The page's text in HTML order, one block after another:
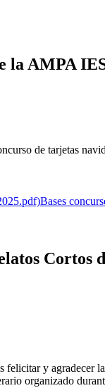
la AMPA
de tarjetas
Bases
Cortos
felicitar y agradecer
organizado